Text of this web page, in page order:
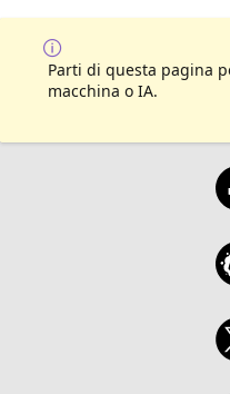
Parti di questa pagina
macchina o IA.